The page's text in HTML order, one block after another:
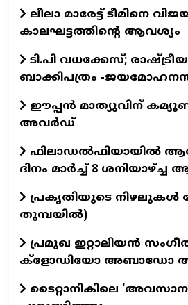
ലീലാ മാരേട്ട് ടീമിനെ
കാലഘട്ടത്തിന്റെ ആവശ്യം
ടി.പി വധക്കേസ്;
ബാക്കിപത്രം -
ഈപ്പന്‍ മാത്യുവിന്‌
അവര്‍ഡ്‌
ഫിലാഡല്‍ഫിയായില്‍
ദിനം മാര്‍ച്ച്‌ 8
പ്രകൃതിയുടെ നിഴലുകള്‍
തുമ്പയില്‍)
പ്രമുഖ ഇറ്റാലിയന്‍
ക്ളോഡിയോ അബാഡോ
ടൈറ്റാനികിലെ